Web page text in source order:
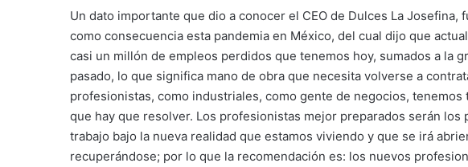
Un dato importante que dio a conocer el CEO de Dulces La
como consecuencia esta pandemia en México, del cual dijo que
casi un millón de empleos perdidos que tenemos hoy, sumados a la
pasado, lo que significa mano de obra que necesita volverse a
profesionistas, como industriales, como gente de negocios,
que hay que resolver. Los profesionistas mejor preparados serán
trabajo bajo la nueva realidad que estamos viviendo y que se irá
recuperándose; por lo que la recomendación es: los nuevos